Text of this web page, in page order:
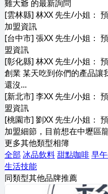
雞大爺 的最新詢問
[雲林縣] 林XX 先生/小姐：
加盟資訊
[台中市] 張XX 先生/小姐：
盟資訊
[彰化縣] 林XX 先生/小姐：
創業 某天吃到你們的產品讓
還沒...
[新北市] 李XX 先生/小姐：
盟資訊
[桃園市] 劉XX 先生/小姐：
加盟細節，目前想在中壢區
更多其他類型相簿
全部 冰品飲料甜點咖啡早
生活技能
同類型其他品牌推薦